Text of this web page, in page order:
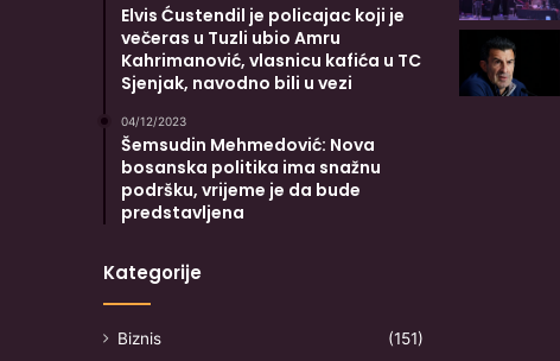
Elvis Ćustendil je policajac koji je
večeras u Tuzli ubio Amru
Kahrimanović, vlasnicu kafića u TC
Sjenjak, navodno bili u vezi
04/12/2023
Šemsudin Mehmedović: Nova
bosanska politika ima snažnu
podršku, vrijeme je da bude
predstavljena
Kategorije
Biznis
(151)